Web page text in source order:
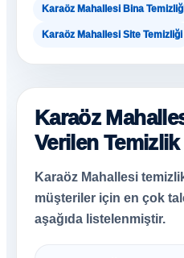
Karaöz Mahallesi Bina
Karaöz Mahallesi Site Temizliği
Karaöz
Verilen
Karaöz Mahallesi
müşteriler için en çok
aşağıda listelenmiştir.